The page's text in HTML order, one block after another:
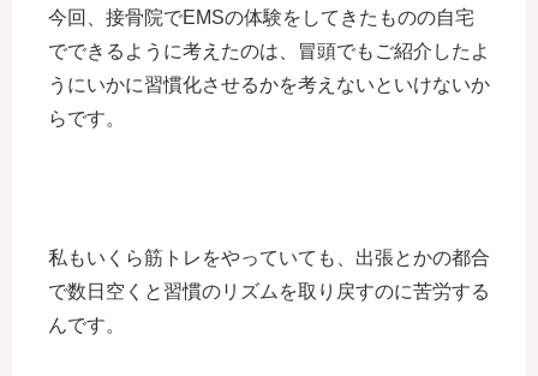
今回、接骨院でEMSの体験をしてきたものの自宅
でできるように考えたのは、冒頭でもご紹介したよ
うにいかに習慣化させるかを考えないといけないか
らです。
私もいくら筋トレをやっていても、出張とかの都合
で数日空くと習慣のリズムを取り戻すのに苦労する
んです。